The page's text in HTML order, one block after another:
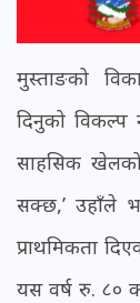
मुस्ताङको
दिनुको विकल्प
साहसिक खेलको
सक्छ,’ उहाँले
प्राथमिकता
यस वर्ष रु. ८०